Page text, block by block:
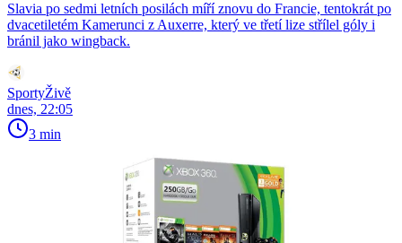
Slavia po sedmi letních posilách míří znovu do Francie, tentokrát po
dvacetiletém Kamerunci z Auxerre, který ve třetí lize střílel góly i
bránil jako wingback.
SportyŽivě
dnes, 22:05
3 min